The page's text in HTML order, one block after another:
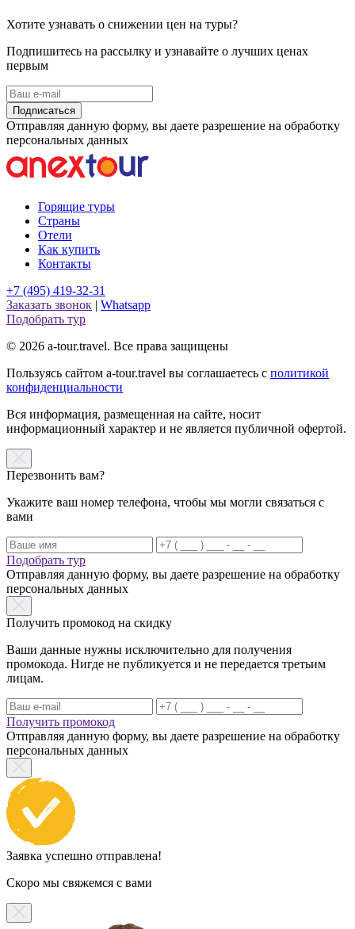
Хотите узнавать о снижении цен на туры?
Подпишитесь на рассылку и узнавайте о лучших ценах
первым
Подписаться
Отправляя данную форму, вы даете разрешение на обработку
персональных данных
Горящие туры
Страны
Отели
Как купить
Контакты
+7 (495) 419-32-31
Заказать звонок | Whatsapp
Подобрать тур
© 2026 a-tour.travel. Все права защищены
Пользуясь сайтом a-tour.travel вы соглашаетесь с политикой
конфиденциальности
Вся информация, размещенная на сайте, носит
информационный характер и не является публичной офертой.
Перезвонить вам?
Укажите ваш номер телефона, чтобы мы могли связаться с
вами
Подобрать тур
Отправляя данную форму, вы даете разрешение на обработку
персональных данных
Получить промокод на скидку
Ваши данные нужны исключительно для получения
промокода. Нигде не публикуется и не передается третьим
лицам.
Получить промокод
Отправляя данную форму, вы даете разрешение на обработку
персональных данных
Заявка успешно отправлена!
Скоро мы свяжемся с вами